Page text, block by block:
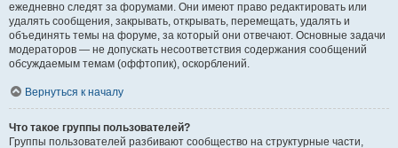
ежедневно следят за форумами. Они имеют право редактировать или
удалять сообщения, закрывать, открывать, перемещать, удалять и
объединять темы на форуме, за который они отвечают. Основные задачи
модераторов — не допускать несоответствия содержания сообщений
обсуждаемым темам (оффтопик), оскорблений.
Вернуться к началу
Что такое группы пользователей?
Группы пользователей разбивают сообщество на структурные части,